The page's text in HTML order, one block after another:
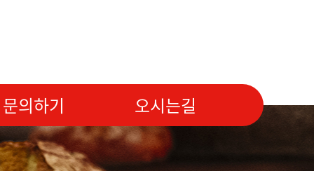
문의하기 오시는길